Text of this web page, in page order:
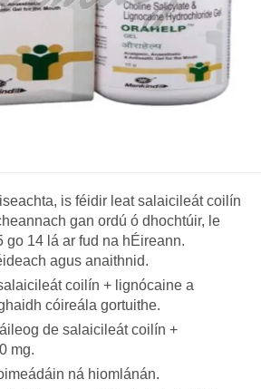
is féidir leat salaicileát coilín
gan ordú ó dhochtúir, le
go 14 lá ar fud na hÉireann.
agus anaithnid.
coilín + lignócaine a
cóireála gortuithe.
de salaicileát coilín +
mg.
ná hiomlánán.